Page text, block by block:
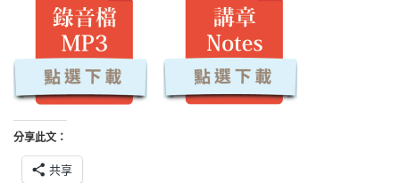
分享此文：
共享